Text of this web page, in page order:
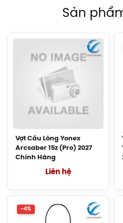
Balo Cầu Lông
1.690.000đ
Balo Cầu Lông
(Black/Blue)
1.690.000đ
Chính Hãng
450.000đ
Balo Cầu Lông
Hãng
Cước Cầu
Sản
Vợt Cầu Lông Yonex
Arcsaber 15z (Pro) 2027
Chính Hãng
Liên hệ
-4%